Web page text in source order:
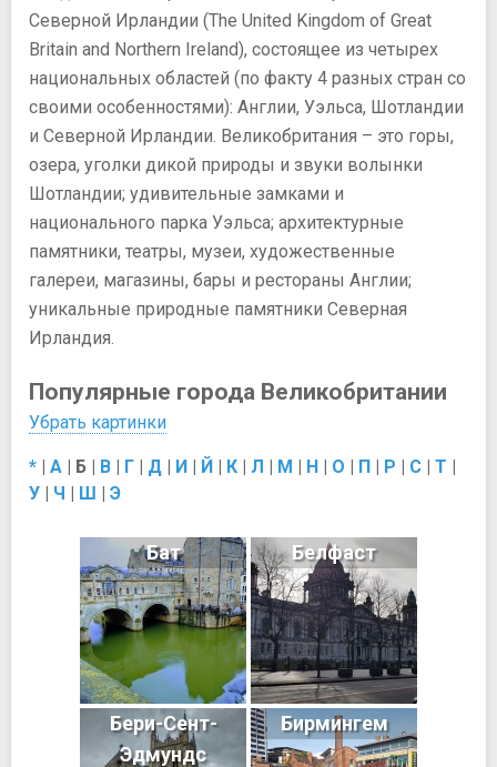
Северной Ирландии (The United Kingdom of Great
Britain and Northern Ireland), состоящее из четырех
национальных областей (по факту 4 разных стран со
своими особенностями): Англии, Уэльса, Шотландии
и Северной Ирландии. Великобритания – это горы,
озера, уголки дикой природы и звуки волынки
Шотландии; удивительные замками и
национального парка Уэльса; архитектурные
памятники, театры, музеи, художественные
галереи, магазины, бары и рестораны Англии;
уникальные природные памятники Северная
Ирландия.
Популярные города Великобритании
Убрать картинки
* | А | Б | В | Г | Д | И | Й | К | Л | М | Н | О | П | Р | С | Т |
У | Ч | Ш | Э
Бат Белфаст
Бери-Сент-
Эдмундс
Бирмингем